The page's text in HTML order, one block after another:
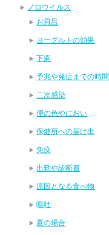
ノロウイルス
お風呂
ヨーグルトの効果
下痢
予兆や発症までの時間
二次感染
便の色やにおい
保健所への届け出
免疫
出勤や診断書
原因となる食べ物
嘔吐
夏の場合